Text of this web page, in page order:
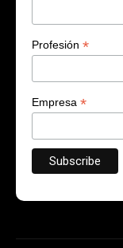
Profesión *
Empresa *